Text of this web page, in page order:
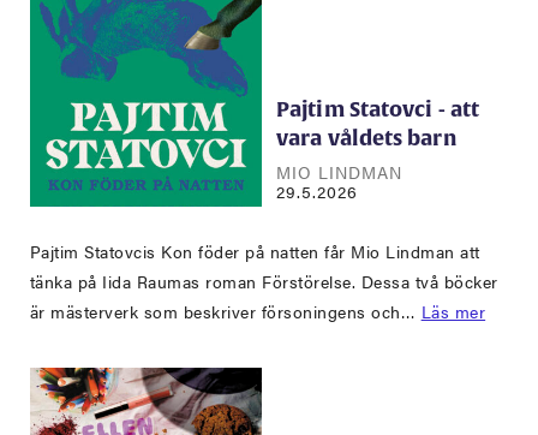
Pajtim Statovci - att
vara våldets barn
MIO LINDMAN
29.5.2026
Pajtim Statovcis Kon föder på natten får Mio Lindman att
tänka på Iida Raumas roman Förstörelse. Dessa två böcker
är mästerverk som beskriver försoningens och… Läs mer